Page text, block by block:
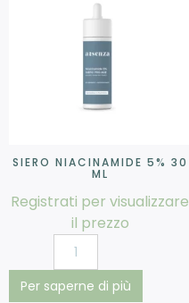
SIERO NIACINAMIDE 5% 30
ML
Registrati per visualizzare
il prezzo
Per saperne di più